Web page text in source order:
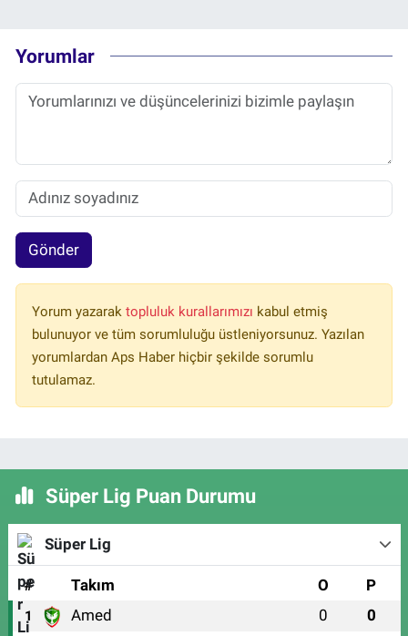
Yorumlar
Gönder
Yorum yazarak topluluk kurallarımızı kabul etmiş
bulunuyor ve tüm sorumluluğu üstleniyorsunuz. Yazılan
yorumlardan Aps Haber hiçbir şekilde sorumlu
tutulamaz.
Süper Lig Puan Durumu
Süper Lig
# Takım O P
1 Amed 0 0